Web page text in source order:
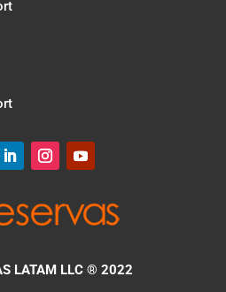
LATAM LLC ® 2022